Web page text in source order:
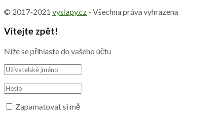
© 2017-2021 vyslapy.cz - Všechna práva vyhrazena
Vítejte zpět!
Níže se přihlaste do vašeho účtu
Zapamatovat si mě